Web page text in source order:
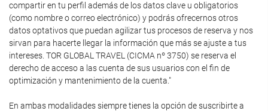
compartir en tu perfil además de los datos clave u obligatorios
(como nombre o correo electrónico) y podrás ofrecernos otros
datos optativos que puedan agilizar tus procesos de reserva y nos
sirvan para hacerte llegar la información que más se ajuste a tus
intereses. TOR GLOBAL TRAVEL (CICMA nº 3750) se reserva el
derecho de acceso a las cuenta de sus usuarios con el fin de
optimización y mantenimiento de la cuenta."
En ambas modalidades siempre tienes la opción de suscribirte a